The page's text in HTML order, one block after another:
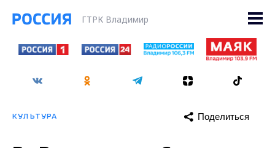
ГТРК Владимир
КУЛЬТУРА Поделиться